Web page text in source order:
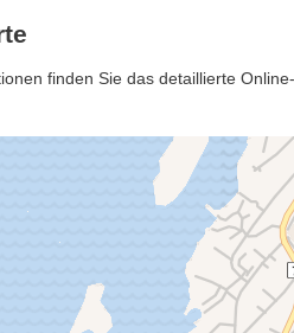
finden Sie das detaillierte